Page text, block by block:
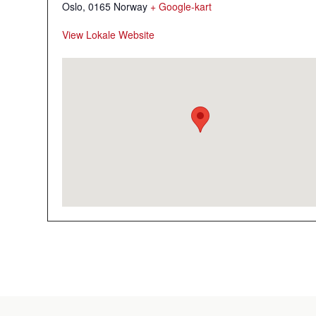
Oslo, 0165 Norway + Google-kart
View Lokale Website